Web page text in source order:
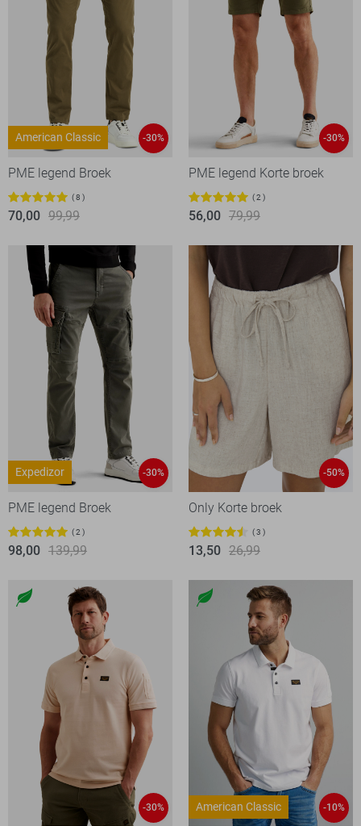
American Classic -30%
PME legend Broek
8
70,00 99,99
-30%
PME legend Korte broek
2
56,00 79,99
Expedizor -30%
PME legend Broek
2
98,00 139,99
-50%
Only Korte broek
3
13,50 26,99
-30% American Classic -10%